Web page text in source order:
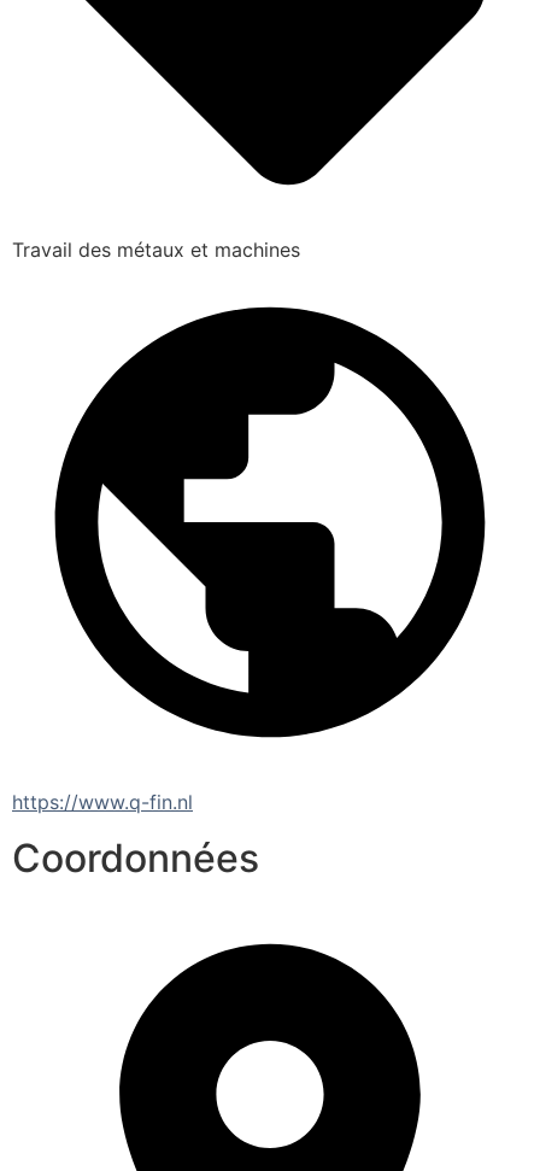
Travail des métaux et machines
https://www.q-fin.nl
Coordonnées